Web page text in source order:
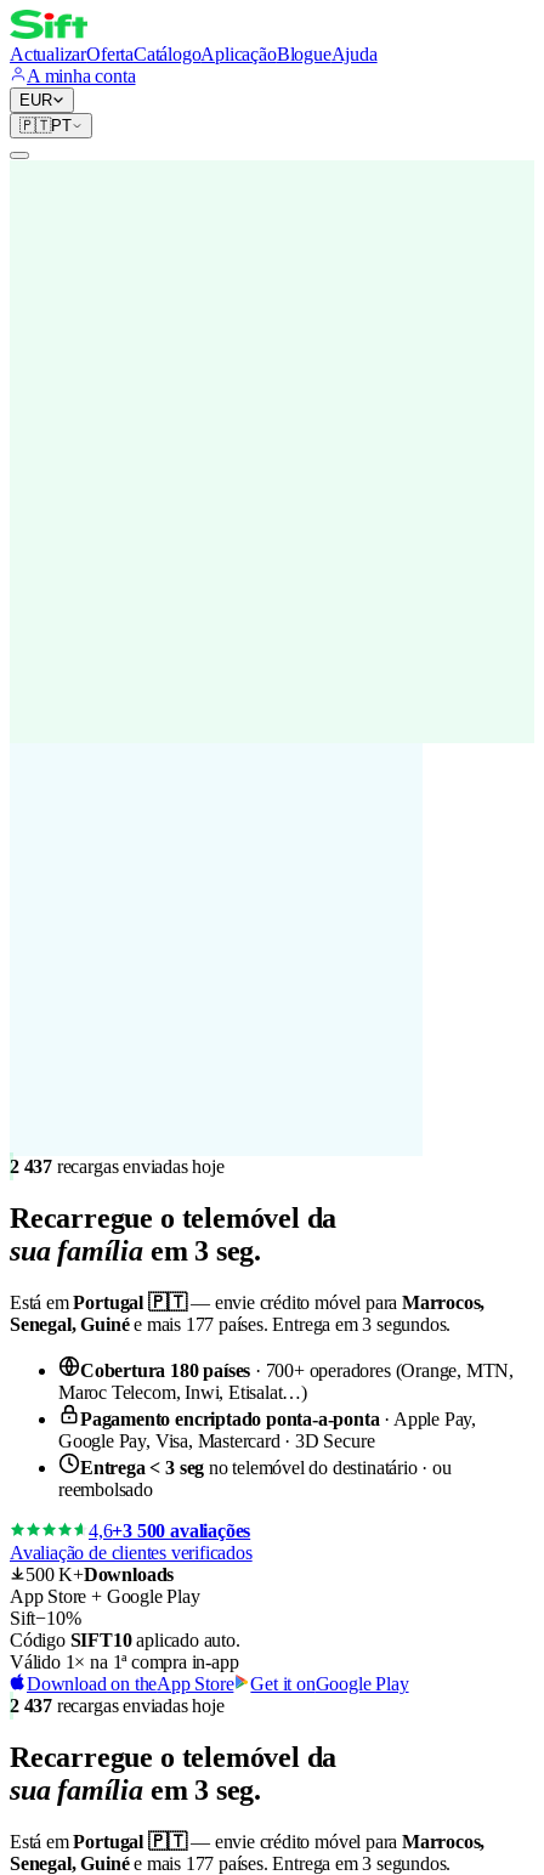
ActualizarOfertaCatálogoAplicaçãoBlogueAjuda
A minha conta
EUR
🇵🇹PT
2 437 recargas enviadas hoje
Recarregue o telemóvel da
sua famíliaem 3 seg.
Está emPortugal 🇵🇹— envie crédito móvel para Marrocos,
Senegal, Guinée mais 177 países. Entrega em 3 segundos.
Cobertura 180 países · 700+ operadores (Orange, MTN,
Maroc Telecom, Inwi, Etisalat…)
Pagamento encriptado ponta-a-ponta · Apple Pay,
Google Pay, Visa, Mastercard · 3D Secure
Entrega < 3 seg no telemóvel do destinatário · ou
reembolsado
4,6+3 500 avaliações
Avaliação de clientes verificados
500 K+Downloads
App Store + Google Play
Sift−10%
Código SIFT10aplicado auto.
Válido 1× na 1ª compra in-app
Download on theApp Store Get it onGoogle Play
2 437 recargas enviadas hoje
Recarregue o telemóvel da
sua famíliaem 3 seg.
Está emPortugal 🇵🇹— envie crédito móvel para Marrocos,
Senegal, Guinée mais 177 países. Entrega em 3 segundos.